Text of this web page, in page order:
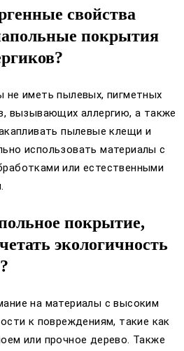
свойства
покрытия
не иметь пылевых, пигметных
вызывающих аллергию, а также
пылевые клещи и
использовать материалы с
или естественными
покрытие,
экологичность
на материалы с высоким
к повреждениям, такие как
или прочное дерево. Также